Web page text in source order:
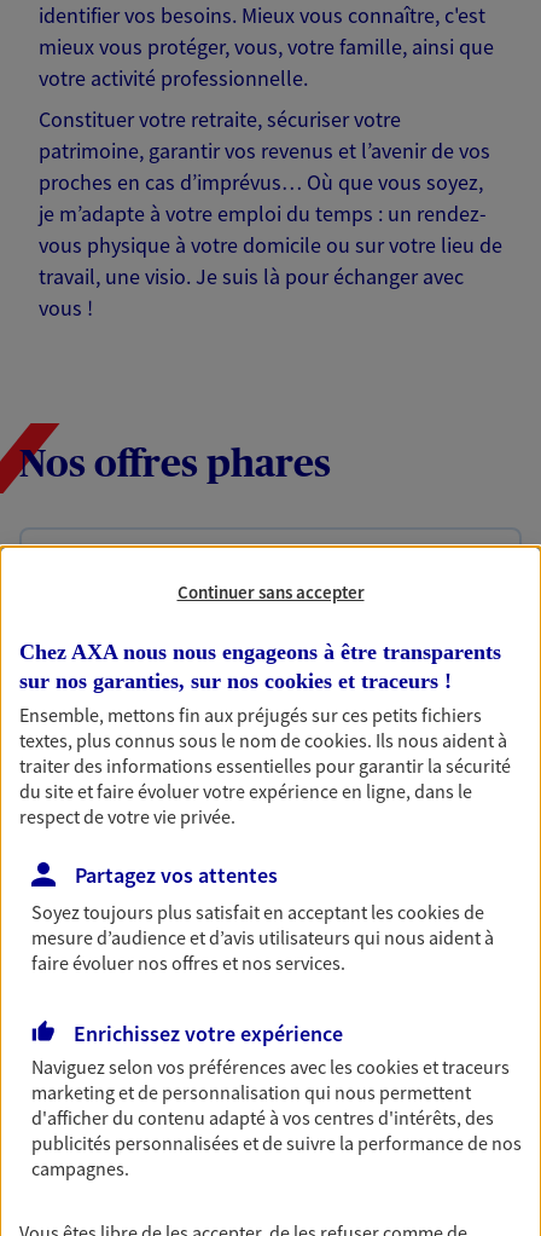
identifier vos besoins. Mieux vous connaître, c'est
mieux vous protéger, vous, votre famille, ainsi que
votre activité professionnelle.
Constituer votre retraite, sécuriser votre
patrimoine, garantir vos revenus et l’avenir de vos
proches en cas d’imprévus… Où que vous soyez,
je m’adapte à votre emploi du temps : un rendez-
vous physique à votre domicile ou sur votre lieu de
travail, une visio. Je suis là pour échanger avec
vous !
Nos offres phares
Réalisez vos projets grâce à votre épargne : achat
du monde… Épargnez à votre rythme et
simplement, selon votre profil.
Découvrir les offres Épargne
Retraite
votre vie avec les conseils d'un expert. Découvrez
notre solution PER (Plan Epargne Retraite)
spécialement conçue pour la retraite.
Découvrir l'offre Retraite
Prévoyance
Pour un avenir serein, assurez-vous avec notre
contrat prévoyance. Préservez vos proches en cas
d'accident ou de maladie en optant pour les
garanties incapacité temporaire totale de travail,
invalidité ou de décès.
Découvrir l'offre Prévoyance
Continuer sans accepter
Chez AXA nous nous engageons à être transparents
sur nos garanties, sur nos cookies et traceurs !
Ensemble, mettons fin aux préjugés sur ces petits fichiers
textes, plus connus sous le nom decookies. Ils nous aident à
traiter des informations essentielles pour garantir la sécurité
du site et faire évoluer votre expérience en ligne, dans le
respect de votre vie privée.
Partagez vos attentes
Soyez toujours plus satisfait en acceptant lescookiesde
mesure d’audience et d’avis utilisateurs qui nous aident à
faire évoluer nos offres et nos services.
Enrichissez votre expérience
Naviguez selon vos préférences avec lescookies et traceurs
marketing et de personnalisation qui nous permettent
d'afficher du contenu adapté à vos centres d'intérêts, des
publicités personnalisées et de suivre la performance de nos
campagnes.